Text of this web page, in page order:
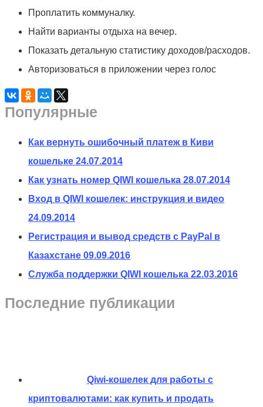
Проплатить коммуналку.
Найти варианты отдыха на вечер.
Показать детальную статистику доходов/расходов.
Авторизоваться в приложении через голос
Популярные
Как вернуть ошибочный платеж в Киви
кошельке 24.07.2014
Как узнать номер QIWI кошелька 28.07.2014
Вход в QIWI кошелек: инструкция и видео
24.09.2014
Регистрация и вывод средств с PayPal в
Казахстане 09.09.2016
Служба поддержки QIWI кошелька 22.03.2016
Последние публикации
Qiwi-кошелек для работы с
криптовалютами: как купить и продать